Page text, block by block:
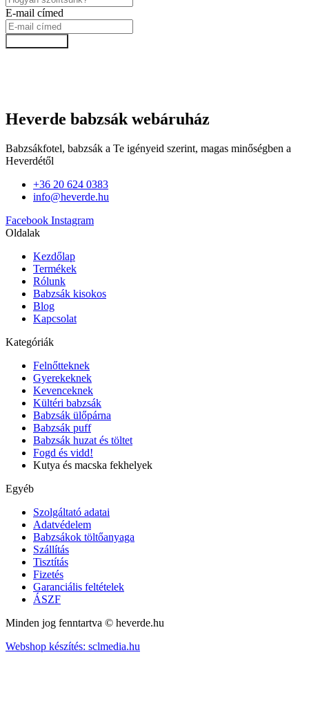
E-mail címed
Heverde babzsák webáruház
Babzsákfotel, babzsák a Te igényeid szerint, magas minőségben a
Heverdétől
+36 20 624 0383
info@heverde.hu
Facebook Instagram
Oldalak
Kezdőlap
Termékek
Rólunk
Babzsák kisokos
Blog
Kapcsolat
Kategóriák
Felnőtteknek
Gyerekeknek
Kevenceknek
Kültéri babzsák
Babzsák ülőpárna
Babzsák puff
Babzsák huzat és töltet
Fogd és vidd!
Kutya és macska fekhelyek
Egyéb
Szolgáltató adatai
Adatvédelem
Babzsákok töltőanyaga
Szállítás
Tisztítás
Fizetés
Garanciális feltételek
ÁSZF
Minden jog fenntartva © heverde.hu
Webshop készítés: sclmedia.hu